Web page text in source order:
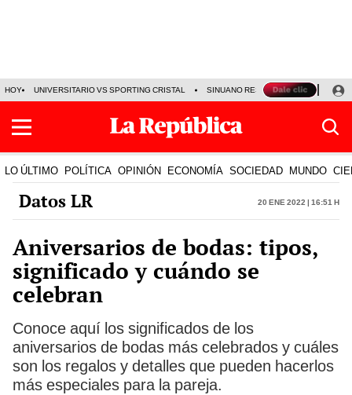
HOY UNIVERSITARIO VS SPORTING CRISTAL SINUANO RESULTADOS HOY
LO ÚLTIMO POLÍTICA OPINIÓN ECONOMÍA SOCIEDAD MUNDO
Datos LR 20 Ene 2022 | 16:51 h
Aniversarios de bodas: tipos,
significado y cuándo se
celebran
Conoce aquí los significados de los
aniversarios de bodas más celebrados y cuáles
son los regalos y detalles que pueden hacerlos
más especiales para la pareja.